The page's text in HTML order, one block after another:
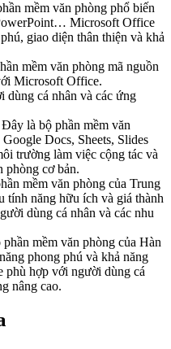
mềm văn phòng phổ biến
Microsoft Office
giao diện thân thiện và khả
mềm văn phòng mã nguồn
Microsoft Office.
cá nhân và các ứng
Đây là bộ phần mềm văn
Docs, Sheets, Slides
trường làm việc cộng tác và
phòng cơ bản.
mềm văn phòng của Trung
tính năng hữu ích và giá thành
dùng cá nhân và các nhu
mềm văn phòng của Hàn
phong phú và khả năng
phù hợp với người dùng cá
nâng cao.